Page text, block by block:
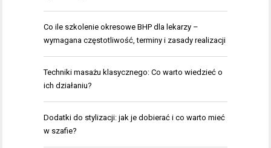
Co ile szkolenie okresowe BHP dla lekarzy –
wymagana częstotliwość, terminy i zasady realizacji
Techniki masażu klasycznego: Co warto wiedzieć o
ich działaniu?
Dodatki do stylizacji: jak je dobierać i co warto mieć
w szafie?